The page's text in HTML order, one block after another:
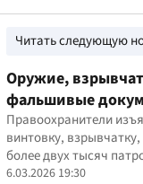
Читать следующую
Оружие,
фальшивые
правоохранители
разоблачили
Хмельницкой
Правоохранители
винтовку,
более двух тысяч
6.03.2026 19:30